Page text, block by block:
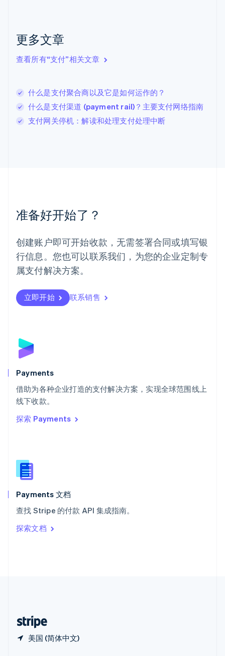
更多文章
查看所有“支付”相关文章
什么是支付聚合商以及它是如何运作的？
什么是支付渠道 (payment rail)？主要支付网络指南
支付网关停机：解读和处理支付处理中断
准备好开始了？
创建账户即可开始收款，无需签署合同或填写银
行信息。您也可以联系我们，为您的企业定制专
属支付解决方案。
立即开始 联系销售
Payments
借助为各种企业打造的支付解决方案，实现全球范围线上
线下收款。
探索 Payments
Payments 文档
查找 Stripe 的付款 API 集成指南。
探索文档
美国 (简体中文)
English
English
卢森堡
罗马尼亚
English
挪威
葡萄牙
Português English
日本
日本語English
瑞典
瑞士
DeutschFrançais
English
斯洛文尼亚
泰国
ไทยEnglish
希腊
English
西班牙
新西兰
English
匈牙利
English
ItalianoEnglish
印度
English